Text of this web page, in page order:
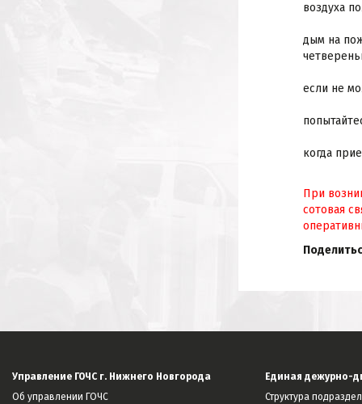
воздуха
дым на
если не
когда
При
сотовая
Управление ГОЧС г. Нижнего Новгорода
Об управлении ГОЧС
Единая дежурно-
Структура